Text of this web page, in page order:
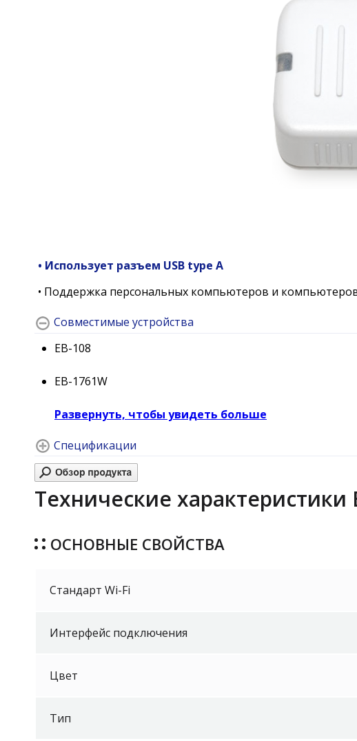
• Использует разъем USB type A
• Поддержка персональных компьютеров и
Совместимые устройства
EB-108
EB-1761W
Развернуть, чтобы увидеть больше
Спецификации
Технические характеристики
ОСНОВНЫЕ СВОЙСТВА
Стандарт Wi-Fi
Интерфейс подключения
Цвет
Тип